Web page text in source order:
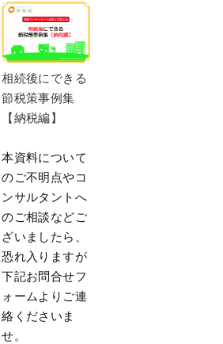
相続後にできる
節税策事例集
【納税編】
本資料について
のご不明点やコ
ンサルタントへ
のご相談などご
ざいましたら、
恐れ入りますが
下記お問合せフ
ォームよりご連
絡くださいま
せ。